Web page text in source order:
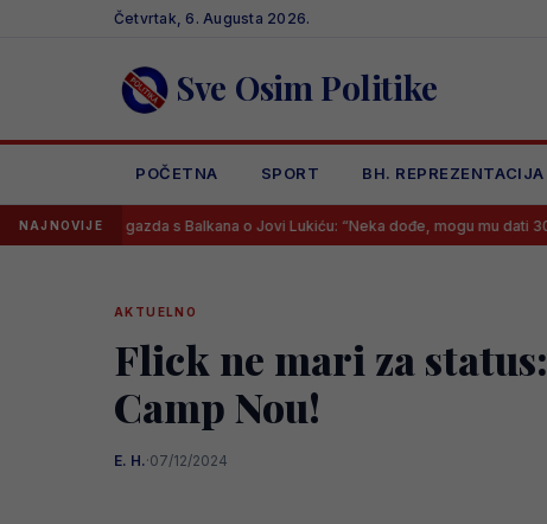
Četvrtak, 6. Augusta 2026.
Sve Osim Politike
POČETNA SPORT BH. REPREZENTACIJA
NAJNOVIJE
gazda s Balkana o Jovi Lukiću: “Neka dođe, mogu mu dati 30.000 eura
AKTUELNO
Flick ne mari za
Camp Nou!
E. H.·07/12/2024